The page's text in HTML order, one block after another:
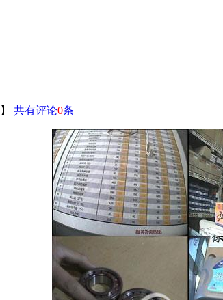
】 共有评论0条